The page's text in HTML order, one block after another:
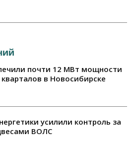
почти 12 МВт мощности
в Новосибирске
усилили контроль за
ВОЛС